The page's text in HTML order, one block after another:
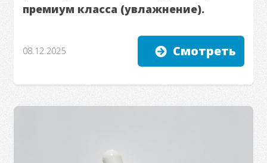
премиум класса (увлажнение).
08.12.2025 Смотреть